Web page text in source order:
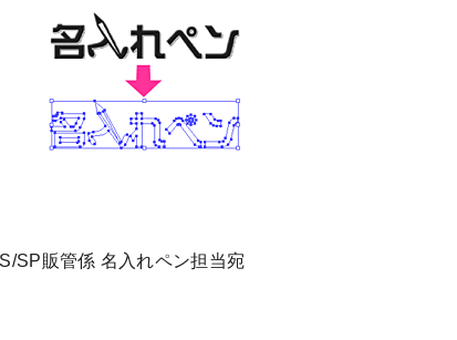
販管係 名入れペン担当宛